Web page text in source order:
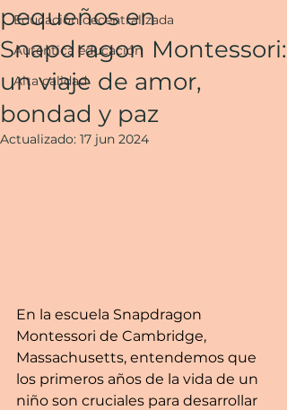
Educación decentralizada
Auténtica educación
Alta calidad
pequeños en
Snapdragon Montessori:
un viaje de amor,
bondad y paz
Actualizado: 17 jun 2024
En la escuela Snapdragon
Montessori de Cambridge,
Massachusetts, entendemos que
los primeros años de la vida de un
niño son cruciales para desarrollar